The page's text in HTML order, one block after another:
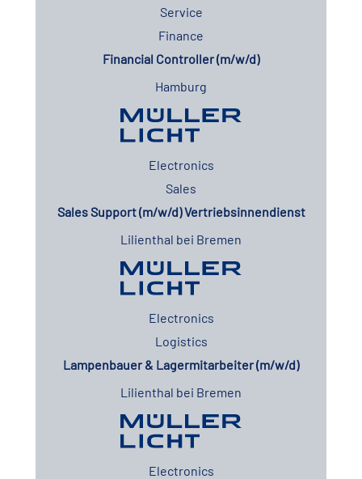
Service
Finance
Financial Controller (m/w/d)
Hamburg
Electronics
Sales
Sales Support (m/w/d) Vertriebsinnendienst
Lilienthal bei Bremen
Electronics
Logistics
Lampenbauer & Lagermitarbeiter (m/w/d)
Lilienthal bei Bremen
Electronics